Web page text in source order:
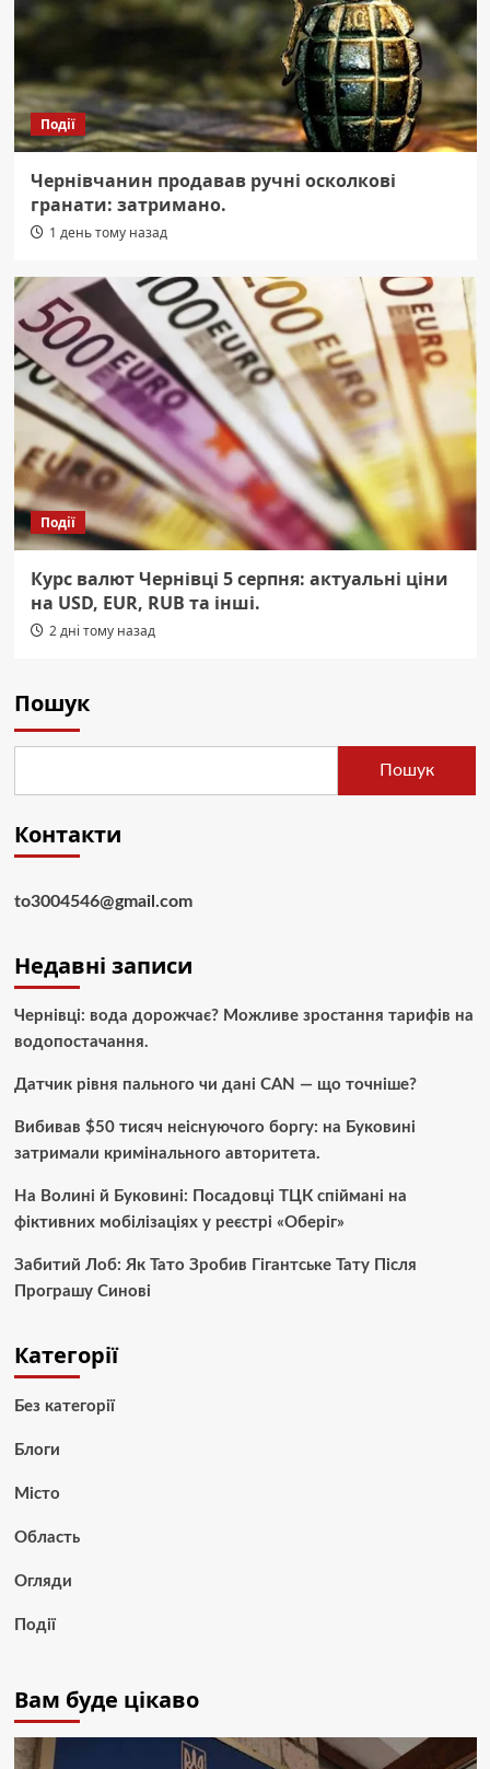
Події
Чернівчанин продавав ручні осколкові
гранати: затримано.
1 день тому назад
Події
Курс валют Чернівці 5 серпня: актуальні ціни
на USD, EUR, RUB та інші.
2 дні тому назад
Пошук
Пошук
Контакти
to3004546@gmail.com
Недавні записи
Чернівці: вода дорожчає? Можливе зростання тарифів на
водопостачання.
Датчик рівня пального чи дані CAN — що точніше?
Вибивав $50 тисяч неіснуючого боргу: на Буковині
затримали кримінального авторитета.
На Волині й Буковині: Посадовці ТЦК спіймані на
фіктивних мобілізаціях у реєстрі «Оберіг»
Забитий Лоб: Як Тато Зробив Гігантське Тату Після
Програшу Синові
Категорії
Без категорії
Блоги
Місто
Область
Огляди
Події
Вам буде цікаво